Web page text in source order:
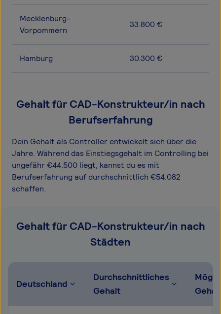
Mecklenburg-
Vorpommern
33.800 €
Hamburg 30.300 €
Gehalt für CAD-Konstrukteur/in nach
Berufserfahrung
Dein Gehalt als Controller entwickelt sich über die
Jahre. Während das Einstiegsgehalt im Controlling bei
ungefähr €44.500 liegt, kannst du es mit
Berufserfahrung auf durchschnittlich €54.082
schaffen.
Gehalt für CAD-Konstrukteur/in nach
Städten
Deutschland
Durchschnittliches
Gehalt